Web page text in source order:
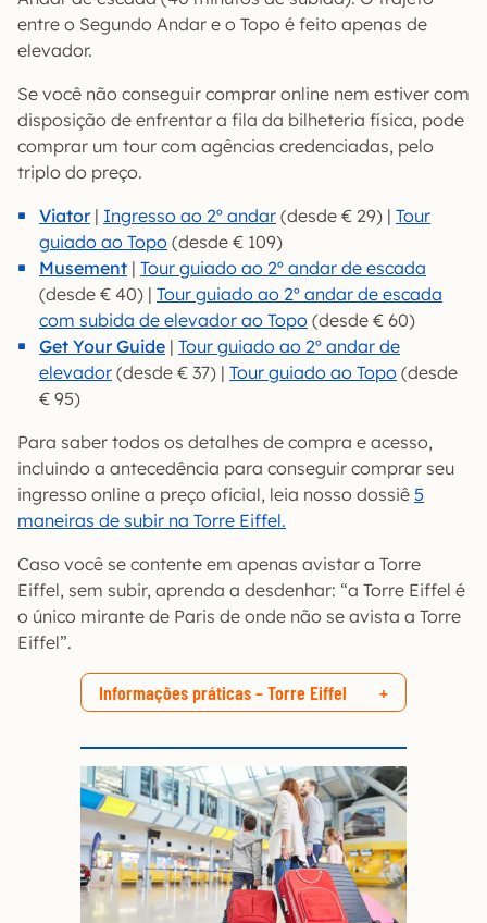
entre o Segundo Andar e o Topo é feito apenas de
elevador.
Se você não conseguir comprar online nem estiver com
disposição de enfrentar a fila da bilheteria física, pode
comprar um tour com agências credenciadas, pelo
triplo do preço.
Viator| Ingresso ao 2º andar (desde € 29) | Tour
guiado ao Topo (desde € 109)
Musement | Tour guiado ao 2º andar de escada
(desde € 40) | Tour guiado ao 2º andar de escada
com subida de elevador ao Topo (desde € 60)
Get Your Guide | Tour guiado ao 2º andar de
elevador (desde € 37) | Tour guiado ao Topo (desde
€ 95)
Para saber todos os detalhes de compra e acesso,
incluindo a antecedência para conseguir comprar seu
ingresso online a preço oficial, leia nosso dossiê 5
maneiras de subir na Torre Eiffel.
Caso você se contente em apenas avistar a Torre
Eiffel, sem subir, aprenda a desdenhar: “a Torre Eiffel é
o único mirante de Paris de onde não se avista a Torre
Eiffel”.
Informações práticas – Torre Eiffel